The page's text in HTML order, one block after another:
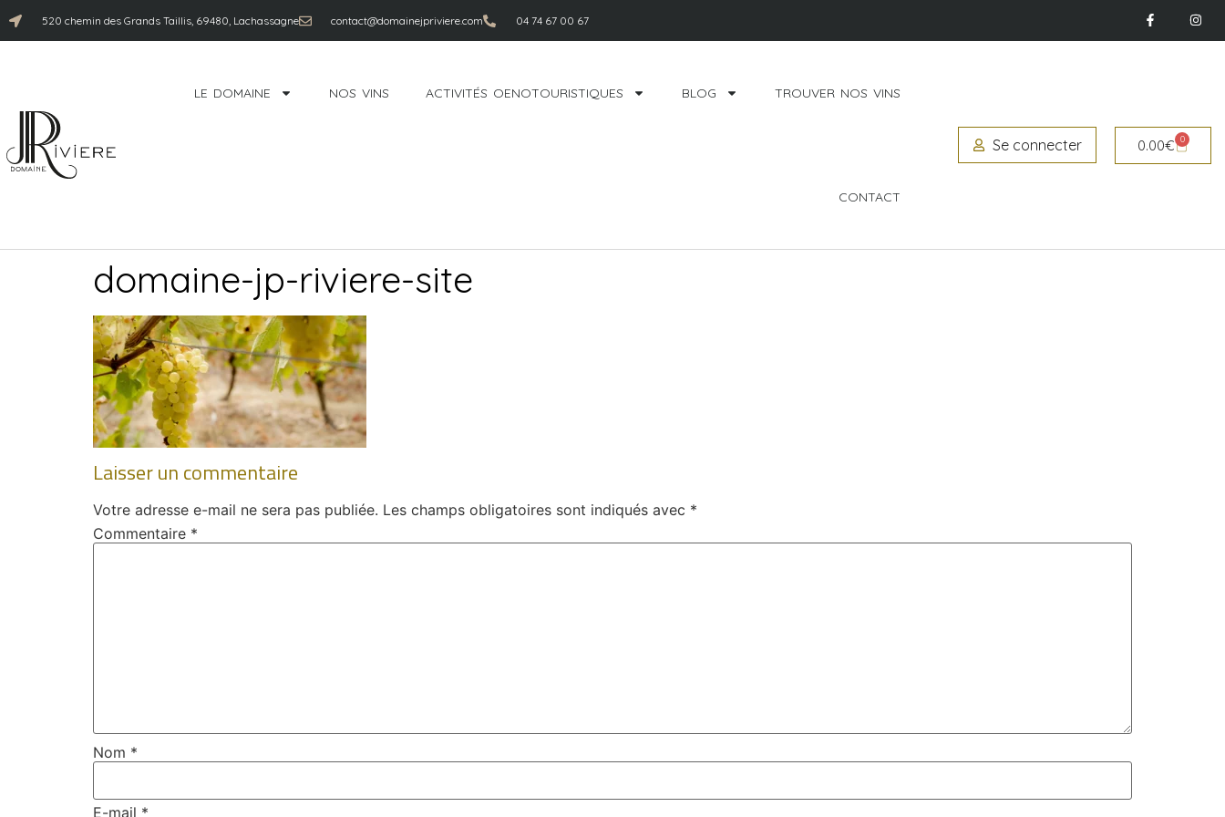
520 chemin des Grands Taillis, 69480, Lachassagne contact@domainejpriviere.com 04 74 67 00 67
LE DOMAINE NOS VINS ACTIVITÉS OENOTOURISTIQUES BLOG TROUVER NOS VINS
CONTACT
Se connecter 0.00€ 0
domaine-jp-riviere-site
Laisser un commentaire
Votre adresse e-mail ne sera pas publiée. Les champs obligatoires sont indiqués avec *
Commentaire *
Nom *
E-mail *